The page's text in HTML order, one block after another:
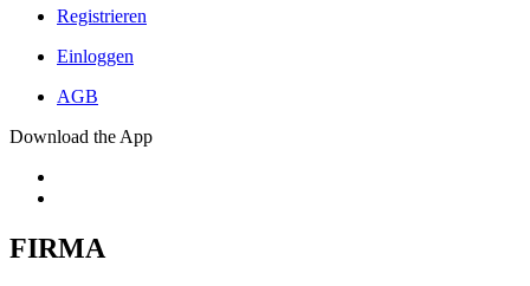
Registrieren
Einloggen
AGB
Download the App
FIRMA